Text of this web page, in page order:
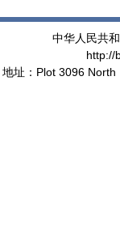
中华人民共
http://
地址：Plot 3096